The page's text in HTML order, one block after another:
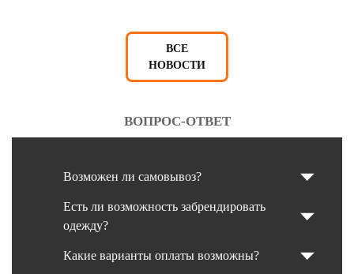
ВСЕ
НОВОСТИ
ВОПРОС-ОТВЕТ
Возможен ли самовывоз?
Есть ли возможность забрендировать
одежду?
Какие варианты оплаты возможны?